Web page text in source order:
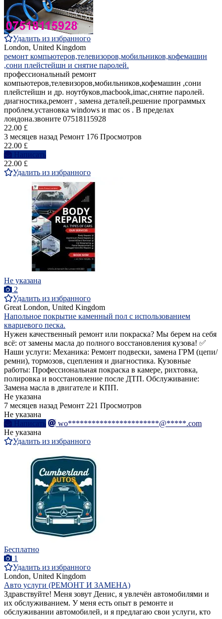
Удалить из избранного
London, United Kingdom
ремонт компьютеров,телевизоров,мобильников,кофемашин
,сони плейстейшн и снятие паролей.
профессиональный ремонт
компьютеров,телевизоров,мобильников,кофемашин ,сони
плейстейшн и др. ноутбуков,macbook,imac,снятие паролей.
диагностика,ремонт , замена деталей,решение программых
проблем.установка windows и mac os . В пределах
лондона.звоните 07518115928
22.00 £
3 месяцев назад Ремонт 176 Просмотров
22.00 £
Написать
22.00 £
Удалить из избранного
Не указана
2
Удалить из избранного
Great London, United Kingdom
Напольное покрытие каменный пол с использованием
кварцевого песка.
Нужен качественный ремонт или покраска? Мы берем на себя
всё: от замены масла до полного восстановления кузова! ✅
Наши услуги: Механика: Ремонт подвески, замена ГРМ (цепи/
ремни), тормозов, сцепления и диагностика. Кузовные
работы: Профессиональная покраска в камере, рихтовка,
полировка и восстановление после ДТП. Обслуживание:
Замена масла в двигателе и КПП.
Не указана
7 месяцев назад Ремонт 221 Просмотров
Не указана
Написать
wo***********************@*****.com
Не указана
Удалить из избранного
Бесплатно
1
Удалить из избранного
London, United Kingdom
Авто услуги (РЕМОНТ И ЗАМЕНА)
Здравствуйте! Меня зовут Денис, я увлечён автомобилями и
их обслуживанием. У меня есть опыт в ремонте и
обслуживании автомобилей, и я предлагаю свои услуги, кто